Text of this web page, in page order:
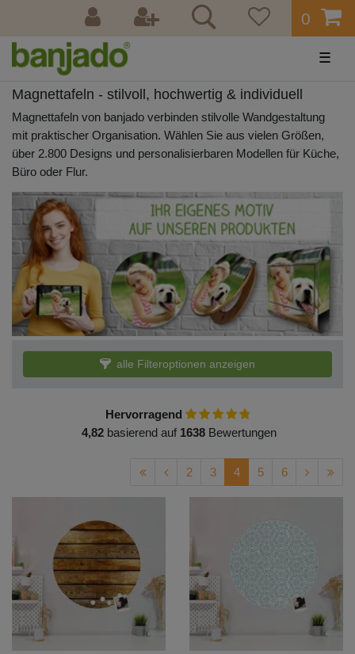
0
☰
Magnettafeln - stilvoll, hochwertig & individuell
Magnettafeln von banjado verbinden stilvolle Wandgestaltung
mit praktischer Organisation. Wählen Sie aus vielen Größen,
über 2.800 Designs und personalisierbaren Modellen für Küche,
Büro oder Flur.
alle Filteroptionen anzeigen
Hervorragend
4,82 basierend auf 1638 Bewertungen
2 3 4 5 6